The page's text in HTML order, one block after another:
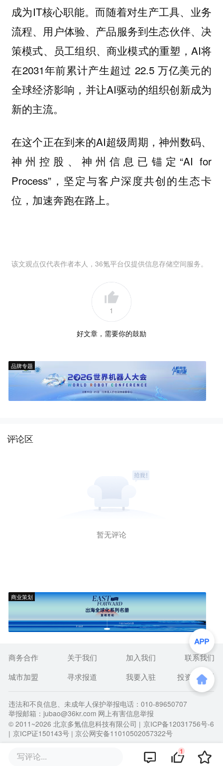
成为IT核心职能。而随着对生产工具、业务
流程、用户体验、产品服务到生态伙伴、决
策模式、员工组织、商业模式的重塑，AI将
在2031年前累计产生超过 22.5 万亿美元的
全球经济影响，并让AI驱动的组织创新成为
新的主流。
在这个正在到来的AI超级周期，神州数码、
神州控股、神州信息已锚定“AI for
Process”，坚定与客户深度共创的生态卡
位，加速奔跑在路上。
该文观点仅代表作者本人，36氪平台仅提供信息存储空间服务。
1
好文章，需要你的鼓励
品牌专题
评论区
暂无评论
商业策划
写评论... 1
商务合作 关于我们 加入我们
联系我们
城市加盟
寻求报道 我要入驻 投资者关系
违法和不良信息、未成年人保护举报电话：010-89650707
举报邮箱：jubao@36kr.com 网上有害信息举报
© 2011~2026 北京多氪信息科技有限公司 | 京ICP备12031756号-6
| 京ICP证150143号 | 京公网安备11010502057322号